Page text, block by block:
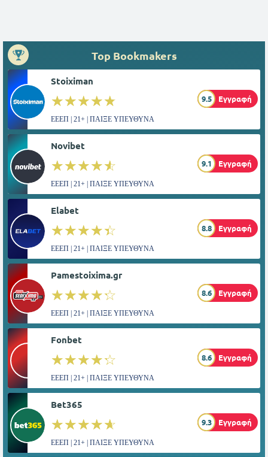
Top Bookmakers
Stoiximan
☆☆☆☆☆
★★★★★ 9.5 Εγγραφή
ΕΕΕΠ | 21+ | ΠΑΙΞΕ ΥΠΕΥΘΥΝΑ
Novibet
☆☆☆☆☆
★★★★★ 9.1 Εγγραφή
ΕΕΕΠ | 21+ | ΠΑΙΞΕ ΥΠΕΥΘΥΝΑ
Elabet
☆☆☆☆☆
★★★★★ 8.8 Εγγραφή
ΕΕΕΠ | 21+ | ΠΑΙΞΕ ΥΠΕΥΘΥΝΑ
Pamestoixima.gr
☆☆☆☆☆
★★★★★ 8.6 Εγγραφή
ΕΕΕΠ | 21+ | ΠΑΙΞΕ ΥΠΕΥΘΥΝΑ
Fonbet
☆☆☆☆☆
★★★★★ 8.6 Εγγραφή
ΕΕΕΠ | 21+ | ΠΑΙΞΕ ΥΠΕΥΘΥΝΑ
Bet365
☆☆☆☆☆
★★★★★ 9.3 Εγγραφή
ΕΕΕΠ | 21+ | ΠΑΙΞΕ ΥΠΕΥΘΥΝΑ